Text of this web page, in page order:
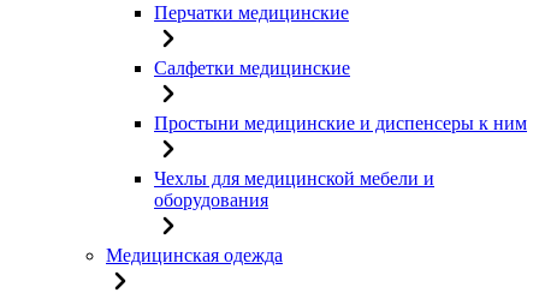
Перчатки медицинские
Салфетки медицинские
Простыни медицинские и диспенсеры к ним
Чехлы для медицинской мебели и
оборудования
Медицинская одежда